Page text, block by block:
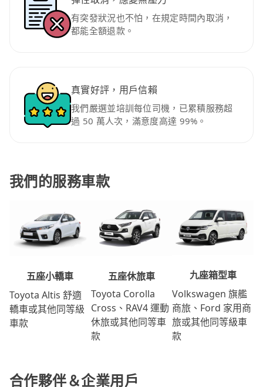
有突發狀況也不怕，在規定時間內取消，
都能全額退款。
真實好評，用戶信賴
我們嚴選並培訓每位司機，已累積服務超
過 50 萬人次，滿意度高達 99%。
我們的服務車款
五座小轎車
Toyota Altis 舒適
轎車或其他同等級
車款
五座休旅車
Toyota Corolla
Cross、RAV4 運動
休旅或其他同等車
款
九座箱型車
Volkswagen 旗艦
商旅、Ford 家用商
旅或其他同等級車
款
合作夥伴＆企業用戶